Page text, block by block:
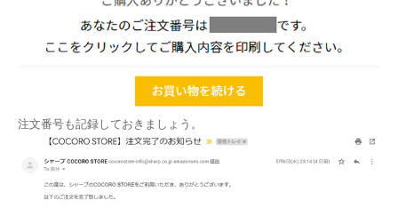
注文番号も記録しておきましょう。